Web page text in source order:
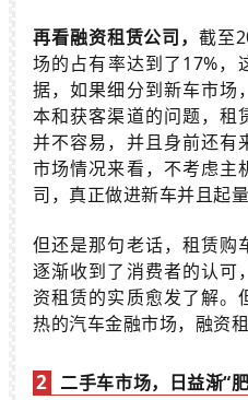
再看融资租赁公司，截至
场的占有率达到了17%，
据，如果细分到新车市场
本和获客渠道的问题，租
并不容易，并且身前还有
市场情况来看，不考虑主
司，真正做进新车并且起
但还是那句老话，租赁购
逐渐收到了消费者的认可
资租赁的实质愈发了解。
热的汽车金融市场，融资
2 二手车市场，日益渐“